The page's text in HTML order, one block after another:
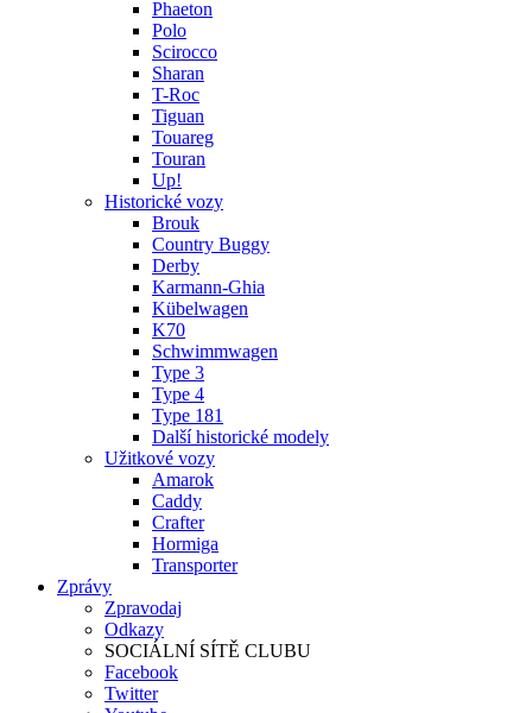
Phaeton
Polo
Scirocco
Sharan
T-Roc
Tiguan
Touareg
Touran
Up!
Historické vozy
Brouk
Country Buggy
Derby
Karmann-Ghia
Kübelwagen
K70
Schwimmwagen
Type 3
Type 4
Type 181
Další historické modely
Užitkové vozy
Amarok
Caddy
Crafter
Hormiga
Transporter
Zprávy
Zpravodaj
Odkazy
SOCIÁLNÍ SÍTĚ CLUBU
Facebook
Twitter